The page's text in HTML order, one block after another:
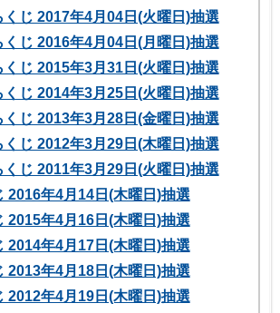
くじ 2017年4月04日(火曜日)抽選
くじ 2016年4月04日(月曜日)抽選
くじ 2015年3月31日(火曜日)抽選
くじ 2014年3月25日(火曜日)抽選
くじ 2013年3月28日(金曜日)抽選
くじ 2012年3月29日(木曜日)抽選
くじ 2011年3月29日(火曜日)抽選
2016年4月14日(木曜日)抽選
2015年4月16日(木曜日)抽選
2014年4月17日(木曜日)抽選
2013年4月18日(木曜日)抽選
2012年4月19日(木曜日)抽選